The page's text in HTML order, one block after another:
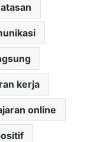
kerja
online